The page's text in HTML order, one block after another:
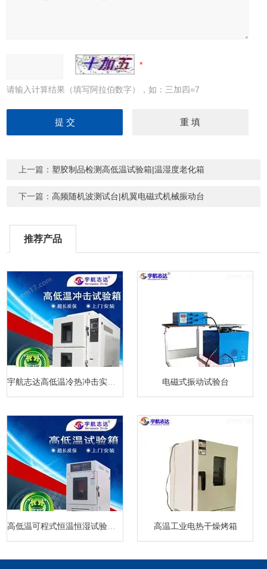
请输入计算结果（填写阿拉伯数字），如：三加四=7
上一篇： 塑胶制品检测高低温试验箱|温湿度老化箱
下一篇：高频随机波测试台|机翼电磁式机械振动台
推荐产品
电磁式振动试验台
高温工业电热干燥烤箱